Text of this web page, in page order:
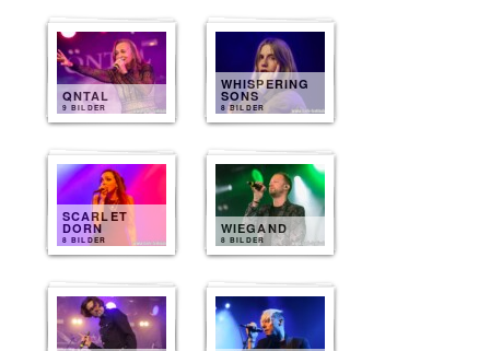
QNTAL
9 BILDER
WHISPERING
SONS
8 BILDER
SCARLET
DORN
8 BILDER
WIEGAND
8 BILDER